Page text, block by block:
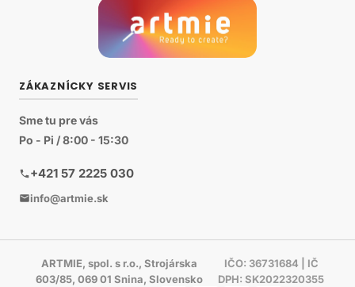
ZÁKAZNÍCKY SERVIS
Sme tu pre vás
Po - Pi / 8:00 - 15:30
+421 57 2225 030
info@artmie.sk
ARTMIE, spol. s r.o., Strojárska
603/85, 069 01 Snina, Slovensko
IČO: 36731684 | IČ
DPH: SK2022320355